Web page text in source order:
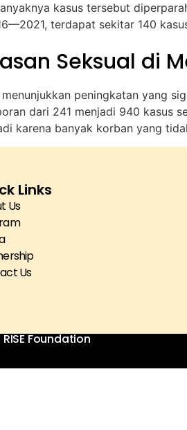
kasus tersebut
terdapat sekitar 140
Seksual di
peningkatan yang
dari 241 menjadi 940 kasus
karena banyak korban yang
Links
Us
Us
Foundation